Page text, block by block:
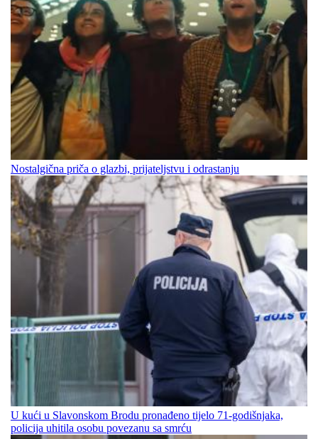
Nostalgična priča o glazbi, prijateljstvu i odrastanju
U kući u Slavonskom Brodu pronađeno tijelo 71-godišnjaka,
policija uhitila osobu povezanu sa smrću